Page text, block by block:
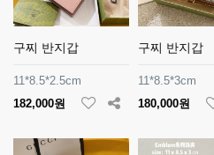
구찌 반지갑
11*8.5*2.5cm
182,000원
구찌 반지갑
11*8.5*3cm
180,000원